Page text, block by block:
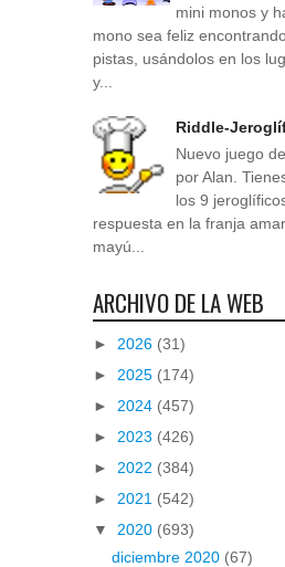
mini monos y
mono sea feliz
pistas, usándolos en los
y...
Riddle-
Nuevo juego
por Alan.
los 9
respuesta en la franja
mayú...
ARCHIVO DE LA WEB
► 2026 (31)
► 2025 (174)
► 2024 (457)
► 2023 (426)
► 2022 (384)
► 2021 (542)
▼ 2020 (693)
diciembre 2020 (67)